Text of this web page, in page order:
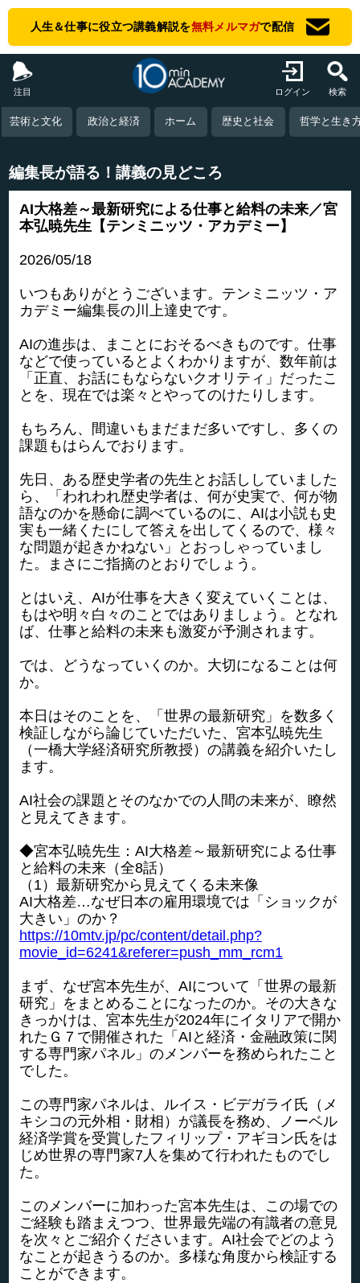
人生＆仕事に役立つ講義解説を無料メルマガで配信
注目 ログイン 検索
芸術と文化 政治と経済 ホーム 歴史と社会 哲学と生き
編集長が語る！講義の見どころ
AI大格差～最新研究による仕事と給料の未来／宮
本弘暁先生【テンミニッツ・アカデミー】
2026/05/18
いつもありがとうございます。テンミニッツ・ア
カデミー編集長の川上達史です。
AIの進歩は、まことにおそるべきものです。仕事
などで使っているとよくわかりますが、数年前は
「正直、お話にもならないクオリティ」だったこ
とを、現在では楽々とやってのけたりします。
もちろん、間違いもまだまだ多いですし、多くの
課題もはらんでおります。
先日、ある歴史学者の先生とお話ししていました
ら、「われわれ歴史学者は、何が史実で、何が物
語なのかを懸命に調べているのに、AIは小説も史
実も一緒くたにして答えを出してくるので、様々
な問題が起きかねない」とおっしゃっていまし
た。まさにご指摘のとおりでしょう。
とはいえ、AIが仕事を大きく変えていくことは、
もはや明々白々のことではありましょう。となれ
ば、仕事と給料の未来も激変が予測されます。
では、どうなっていくのか。大切になることは何
か。
本日はそのことを、「世界の最新研究」を数多く
検証しながら論じていただいた、宮本弘暁先生
（一橋大学経済研究所教授）の講義を紹介いたし
ます。
AI社会の課題とそのなかでの人間の未来が、瞭然
と見えてきます。
◆宮本弘暁先生：AI大格差～最新研究による仕事
と給料の未来（全8話）
（1）最新研究から見えてくる未来像
AI大格差…なぜ日本の雇用環境では「ショックが
大きい」のか？
https://10mtv.jp/pc/content/detail.php?
movie_id=6241&referer=push_mm_rcm1
まず、なぜ宮本先生が、AIについて「世界の最新
研究」をまとめることになったのか。その大きな
きっかけは、宮本先生が2024年にイタリアで開か
れたＧ７で開催された「AIと経済・金融政策に関
する専門家パネル」のメンバーを務められたこと
でした。
この専門家パネルは、ルイス・ビデガライ氏（メ
キシコの元外相・財相）が議長を務め、ノーベル
経済学賞を受賞したフィリップ・アギヨン氏をは
じめ世界の専門家7人を集めて行われたものでし
た。
このメンバーに加わった宮本先生は、この場での
ご経験も踏まえつつ、世界最先端の有識者の意見
を次々とご紹介くださいます。AI社会でどのよう
なことが起きうるのか。多様な角度から検証する
ことができます。